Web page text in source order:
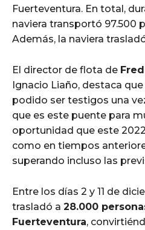
Fuerteventura. En total,
naviera transportó 97.500
Además, la naviera
El director de flota de
Ignacio Liaño, destaca
podido ser testigos una
que es este puente para
oportunidad que este
como en tiempos
superando incluso las
Entre los días 2 y 11 de
trasladó a 28.000
Fuerteventura,